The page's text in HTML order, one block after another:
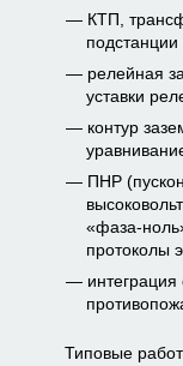
КТП,
релейная
уставки
контур
ПНР
«фаза-
протоколы
Типовые